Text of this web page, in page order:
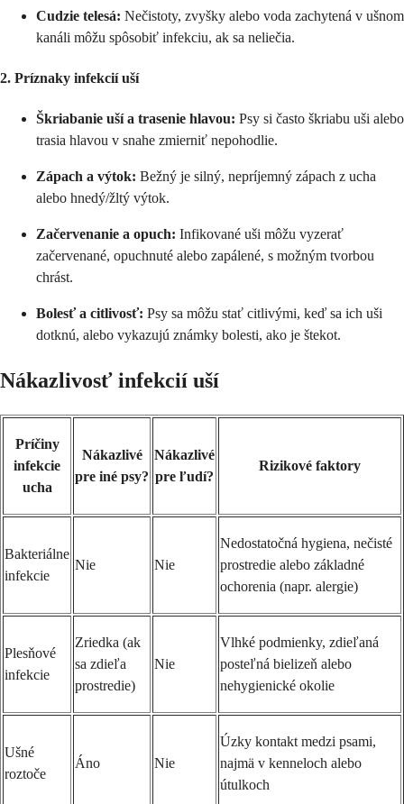
Cudzie telesá: Nečistoty, zvyšky alebo voda zachytená v ušnom
kanáli môžu spôsobiť infekciu, ak sa neliečia.
2. Príznaky infekcií uší
Škriabanie uší a trasenie hlavou: Psy si často škriabu uši alebo
trasia hlavou v snahe zmierniť nepohodlie.
Zápach a výtok: Bežný je silný, nepríjemný zápach z ucha
alebo hnedý/žltý výtok.
Začervenanie a opuch: Infikované uši môžu vyzerať
začervenané, opuchnuté alebo zapálené, s možným tvorbou
chrást.
Bolesť a citlivosť: Psy sa môžu stať citlivými, keď sa ich uši
dotknú, alebo vykazujú známky bolesti, ako je štekot.
Nákazlivosť infekcií uší
Príčiny
infekcie
ucha
Nákazlivé
pre iné psy?
Nákazlivé
pre ľudí?
Rizikové faktory
Bakteriálne
infekcie
Nie Nie
Nedostatočná hygiena, nečisté
prostredie alebo základné
ochorenia (napr. alergie)
Plesňové
infekcie
Zriedka (ak
sa zdieľa
prostredie)
Nie
Vlhké podmienky, zdieľaná
posteľná bielizeň alebo
nehygienické okolie
Ušné
roztoče
Áno Nie
Úzky kontakt medzi psami,
najmä v kenneloch alebo
útulkoch